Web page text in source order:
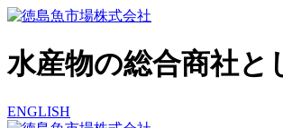
水産物の総合商社と
ENGLISH